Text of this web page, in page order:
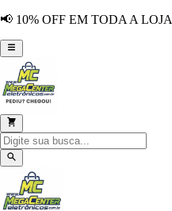
📢 10% OFF EM TODA A LOJA